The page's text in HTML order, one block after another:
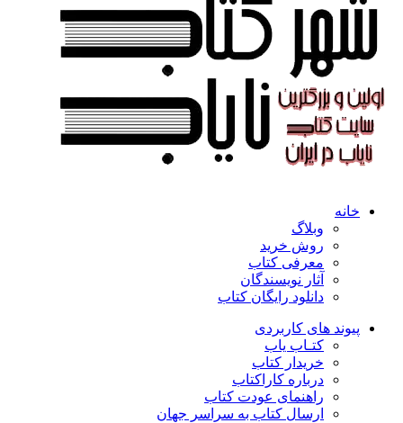
خانه
وبلاگ
روش خرید
معرفی کتاب
آثار نویسندگان
دانلود رایگان کتاب
پیوند های کاربردی
کتـاب یاب
خریدار کتاب
درباره کاراکتاب
راهنمای عودت کتاب
ارسال کتاب به سراسر جهان